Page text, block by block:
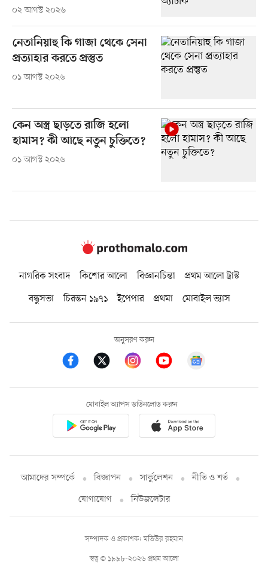
০২ আগস্ট ২০২৬
নেতানিয়াহু কি গাজা থেকে সেনা
প্রত্যাহার করতে প্রস্তুত
০১ আগস্ট ২০২৬
কেন অস্ত্র ছাড়তে রাজি হলো
হামাস? কী আছে নতুন চুক্তিতে?
০১ আগস্ট ২০২৬
নাগরিক সংবাদ কিশোর আলো বিজ্ঞানচিন্তা
প্রথম আলো ট্রাস্ট
বন্ধুসভা
চিরন্তন ১৯৭১ ইপেপার প্রথমা মোবাইল ভ্যাস
অনুসরণ করুন
মোবাইল অ্যাপস ডাউনলোড করুন
আমাদের সম্পর্কে বিজ্ঞাপন সার্কুলেশন
নীতি ও শর্ত
যোগাযোগ
নিউজলেটার
স্বত্ব © ১৯৯৮-২০২৬ প্রথম আলো
সম্পাদক ও প্রকাশক: মতিউর রহমান